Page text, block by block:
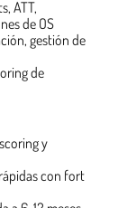
ATT,
de OS
gestión de
de
y
con fort